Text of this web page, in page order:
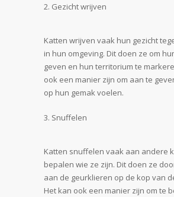
Gezicht wrijven
Katten wrijven vaak hun gezicht
in hun omgeving. Dit doen ze om
geven en hun territorium te
ook een manier zijn om aan te
op hun gemak voelen.
Snuffelen
Katten snuffelen vaak aan andere
bepalen wie ze zijn. Dit doen ze
aan de geurklieren op de kop van
Het kan ook een manier zijn om te